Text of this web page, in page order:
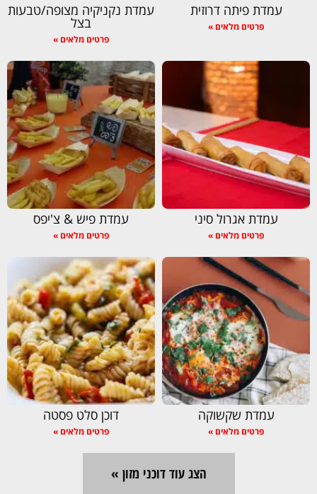
עמדת פיתה דרוזית
פרטים מלאים »
עמדת נקניקיה מצופה/טבעות
בצל
פרטים מלאים »
עמדת אגרול סיני
פרטים מלאים »
עמדת פיש & צ'יפס
פרטים מלאים »
עמדת שקשוקה
פרטים מלאים »
דוכן סלט פסטה
פרטים מלאים »
הצג עוד דוכני מזון »